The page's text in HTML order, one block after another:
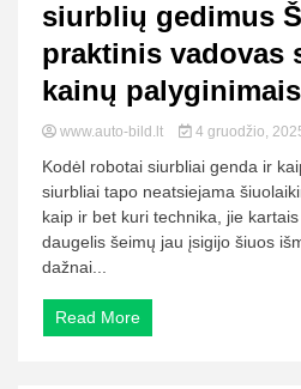
siurblių gedimus
praktinis vadovas
kainų palyginimais
www.auto-bild.lt 4 gruodžio,
Kodėl robotai siurbliai genda ir
siurbliai tapo neatsiejama
kaip ir bet kuri technika, jie
daugelis šeimų jau įsigijo šiuos
dažnai...
Read More